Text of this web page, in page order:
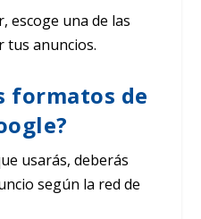
escoge una de las
tus anuncios.
formatos de
usarás, deberás
según la red de